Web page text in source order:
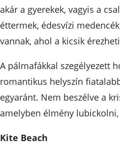
akár a gyerekek, vagyis a
éttermek, édesvízi
vannak, ahol a kicsik
A pálmafákkal szegélyezett
romantikus helyszín
egyaránt. Nem beszélve a
amelyben élmény
Kite Beach